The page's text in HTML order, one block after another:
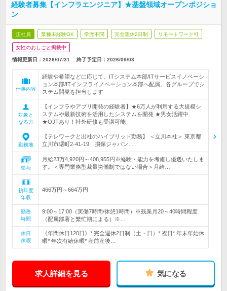
経験者募集【インフラエンジニア】★基盤領域オープンポジショ
ン
正社員 業種未経験OK 学歴不問 完全週休2日制 リモートワーク可
女性のおしごと掲載中
情報更新日：2026/07/31 終了予定日： 2026/09/03
仕事内容
経験や希望などに応じて、ITシステム本部/ITサービスイノベーシ
ョン本部/ITインフライノベーション本部へ配属。各グループでシ
ステム開発を担当します
対象と
なる方
【インフラやアプリ開発の経験者】★6万人が利用する大規模シ
ステムや最新技術を活用したシステムを開発 ★男女活躍中
★OJTあり！社外研修も受講可能
勤務地
【テレワークと出社のハイブリッド勤務】 ＜立川本社＞ 東京都
立川市曙町2-41-19 損保ジャパン…
給与
月給23万4,920円～408,955円※経験・能力を考慮し優遇いたしま
す。＜専門業務型裁量労働制ではない場合＞月給…
初年度
年収
466万円～664万円
勤務
時間
9:00～17:00（実働7時間/休憩1時間）※残業月20～40時間程度
（配属部署と繁忙期による）※…
休日
休暇
《年間休日120日》* 完全週休2日制（土・日）* 祝日* 年末年始休
暇* 年次有給休暇* 産前産後…
求人詳細を見る 気になる